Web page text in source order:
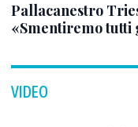
Pallacanestro
«Smentiremo tutti
VIDEO